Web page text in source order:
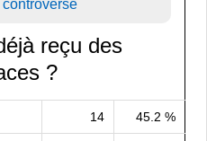
reçu des
?
14 45.2 %